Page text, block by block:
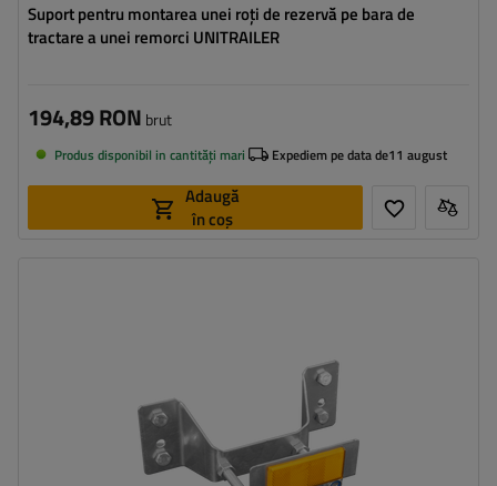
Suport pentru montarea unei roți de rezervă pe bara de
tractare a unei remorci UNITRAILER
194,89 RON brut
Produs disponibil in cantități mari Expediem pe data de11 august
Adaugă
în coș